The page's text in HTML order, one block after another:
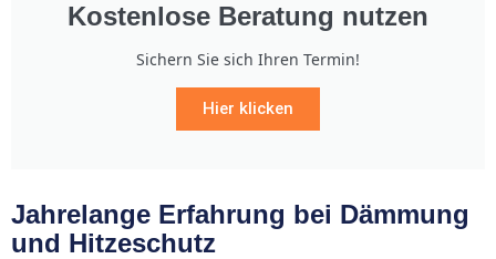
Kostenlose Beratung nutzen
Sichern Sie sich Ihren Termin!
Hier klicken
Jahrelange Erfahrung bei Dämmung
und Hitzeschutz